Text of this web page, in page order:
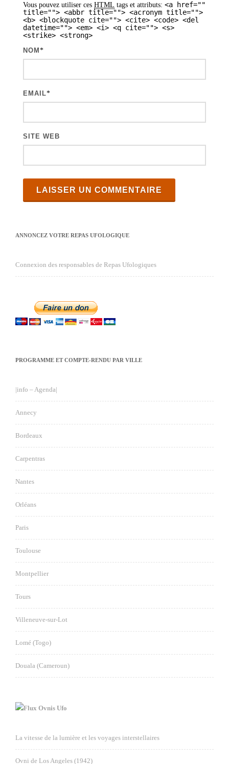
Vous pouvez utiliser ces HTML tags et attributs: <a href=""
title=""> <abbr title=""> <acronym title="">
<b> <blockquote cite=""> <cite> <code> <del
datetime=""> <em> <i> <q cite=""> <s>
<strike> <strong>
NOM *
EMAIL*
SITE WEB
ANNONCEZ VOTRE REPAS UFOLOGIQUE
Connexion des responsables de Repas Ufologiques
PROGRAMME ET COMPTE-RENDU PAR VILLE
|info – Agenda|
Annecy
Bordeaux
Carpentras
Nantes
Orléans
Paris
Toulouse
Montpellier
Tours
Villeneuve-sur-Lot
Lomé (Togo)
Douala (Cameroun)
Ovnis Ufo
La vitesse de la lumière et les voyages interstellaires
Ovni de Los Angeles (1942)